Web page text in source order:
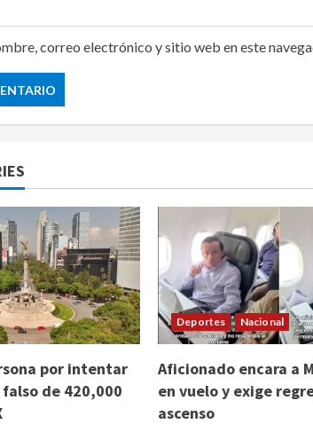
correo electrónico y sitio web en este
por intentar
de 420,000
Deportes Nacional
Aficionado encara a
en vuelo y exige
ascenso